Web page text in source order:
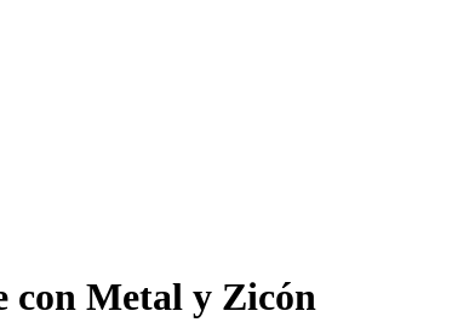
con Metal y Zicón